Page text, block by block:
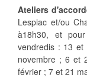
Ateliers
Lespiac et/ou
à18h30, et
vendredis : 13
novembre ; 6 et
février ; 7 et 21